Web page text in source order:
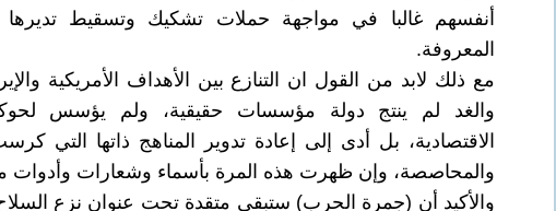
أنفسهم غالبا في مواجهة حملات تشكيك وتسقيط تديرها
المعروفة.
مع ذلك لابد من القول ان التنازع بين الأهداف الأمريكية
والغد لم ينتج دولة مؤسسات حقيقية، ولم يؤسس
الاقتصادية، بل أدى إلى إعادة تدوير المناهج ذاتها التي
والمحاصصة، وإن ظهرت هذه المرة بأسماء وشعارات وأدوات
والأكيد أن (جمرة الحرب) ستبقى متقدة تحت عنوان نزع